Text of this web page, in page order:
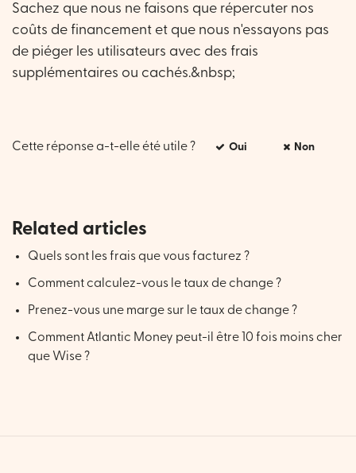
Sachez que nous ne faisons que répercuter nos
coûts de financement et que nous n'essayons pas
de piéger les utilisateurs avec des frais
supplémentaires ou cachés.&nbsp;
Cette réponse a-t-elle été utile ? Oui Non
Related articles
Quels sont les frais que vous facturez ?
Comment calculez-vous le taux de change ?
Prenez-vous une marge sur le taux de change ?
Comment Atlantic Money peut-il être 10 fois moins cher
que Wise ?